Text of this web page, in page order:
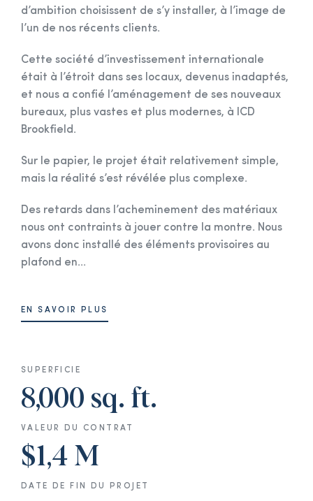
SUPERFICIE
8,000 sq. ft.
VALEUR DU CONTRAT
$1,4 M
DATE DE FIN DU PROJET
d’ambition choisissent de s’y installer, à l’image de
l’un de nos récents clients.
Cette société d’investissement internationale
était à l’étroit dans ses locaux, devenus inadaptés,
et nous a confié l’aménagement de ses nouveaux
bureaux, plus vastes et plus modernes, à ICD
Brookfield.
Sur le papier, le projet était relativement simple,
mais la réalité s’est révélée plus complexe.
Des retards dans l’acheminement des matériaux
nous ont contraints à jouer contre la montre. Nous
avons donc installé des éléments provisoires au
plafond en...
EN SAVOIR PLUS